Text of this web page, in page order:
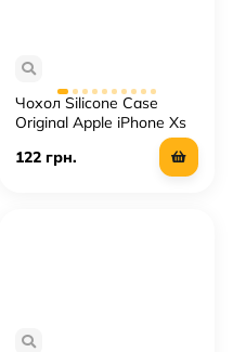
Чохол Silicone Case
Original Apple iPhone Xs
122 грн.